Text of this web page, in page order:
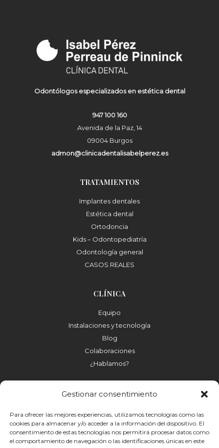
Gestionar consentimiento
Para ofrecer las mejores experiencias, utilizamos tecnologías como las
cookies para almacenar y/o acceder a la información del dispositivo. El
consentimiento de estas tecnologías nos permitirá procesar datos como
el comportamiento de navegación o las identificaciones únicas en este
Odontólogos especializados en estética dental
947 100 160
Avenida de la Paz, 14
09004 Burgos
admon@clinicadentalisabelperez.es
TRATAMIENTOS
Implantes dentales
Estética dental
Ortodoncia
Kids – Odontopediatría
Odontología general
CASOS REALES
CLÍNICA
Equipo
Instalaciones y tecnología
Blog
Colaboraciones
¿Hablamos?
LEGAL
Aviso Legal